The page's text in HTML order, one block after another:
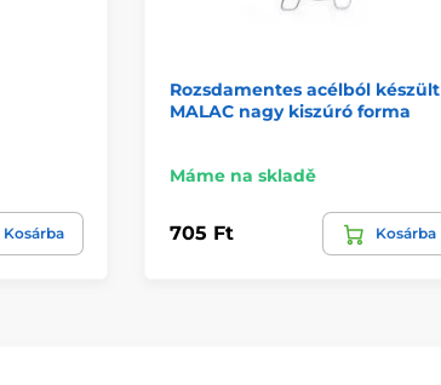
Kosárba
Rozsdamentes acélból készült
MALAC nagy kiszúró forma
Máme na skladě
705 Ft Kosárba